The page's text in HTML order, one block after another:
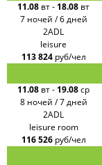
11.08 вт- 18.08 вт
7 ночей / 6 дней
2ADL
leisure
113 824 руб/чел
11.08 вт- 19.08ср
8 ночей / 7 дней
2ADL
leisure room
116 526 руб/чел